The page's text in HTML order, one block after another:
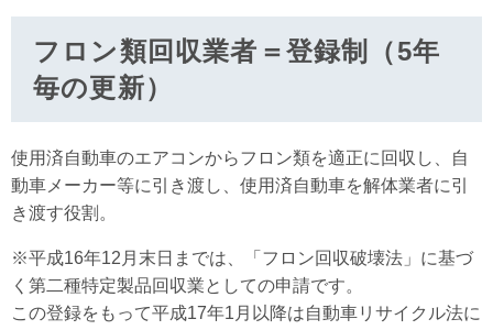
フロン類回収業者＝登録制（5年
毎の更新）
使用済自動車のエアコンからフロン類を適正に回収し、自
動車メーカー等に引き渡し、使用済自動車を解体業者に引
き渡す役割。
※平成16年12月末日までは、「フロン回収破壊法」に基づ
く第二種特定製品回収業としての申請です。
この登録をもって平成17年1月以降は自動車リサイクル法に